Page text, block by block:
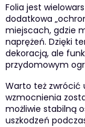
Folia jest
dodatkowa
miejscach, gdzie
naprężeń. Dzięki
dekoracją, ale
przydomowym
Warto też zwrócić
wzmocnienia
możliwie stabilną
uszkodzeń